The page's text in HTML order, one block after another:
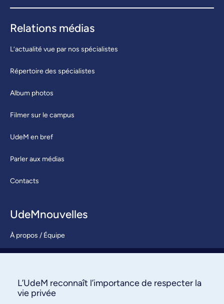
Relations médias
L’actualité vue par nos spécialistes
Répertoire des spécialistes
Album photos
Filmer sur le campus
UdeM en bref
Parler aux médias
Contacts
UdeMnouvelles
À propos / Équipe
S’abonner
L’UdeM reconnaît l’importance de respecter la
vie privée